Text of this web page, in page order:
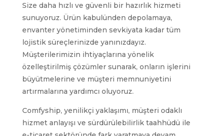
Size daha hızlı ve güvenli bir hazırlık hizmeti
sunuyoruz. Ürün kabulünden depolamaya,
envanter yönetiminden sevkiyata kadar tüm
lojistik süreçlerinizde yanınızdayız.
Müşterilerimizin ihtiyaçlarına yönelik
özelleştirilmiş çözümler sunarak, onların işlerini
büyütmelerine ve müşteri memnuniyetini
artırmalarına yardımcı oluyoruz.
Comfyship, yenilikçi yaklaşımı, müşteri odaklı
hizmet anlayışı ve sürdürülebilirlik taahhüdü ile